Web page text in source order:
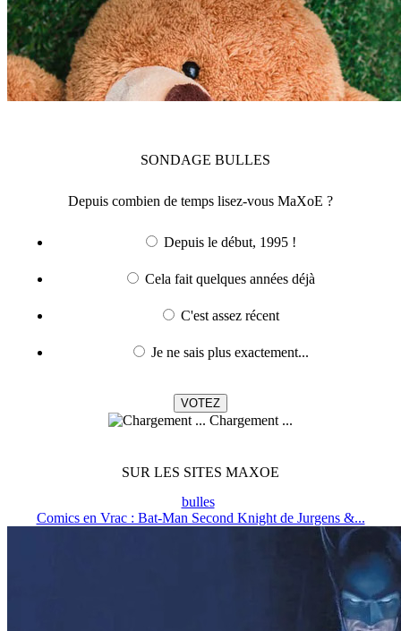
SONDAGE BULLES
Depuis combien de temps lisez-vous MaXoE ?
Depuis le début, 1995 !
Cela fait quelques années déjà
C'est assez récent
Je ne sais plus exactement...
Chargement ...
SUR LES SITES MAXOE
bulles
Comics en Vrac : Bat-Man Second Knight de Jurgens &...